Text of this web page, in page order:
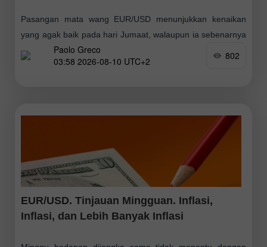
Pasangan mata wang EUR/USD menunjukkan kenaikan
yang agak baik pada hari Jumaat, walaupun ia sebenarnya
boleh menjadi jauh lebih kukuh. Bukan sekadar "boleh",
tetapi "sepatutnya". Sebabnya ialah laporan Senarai Gaji
Paolo Greco
03:58 2026-08-10 UTC+2
802
EUR/USD. Tinjauan Mingguan. Inflasi,
Inflasi, dan Lebih Banyak Inflasi